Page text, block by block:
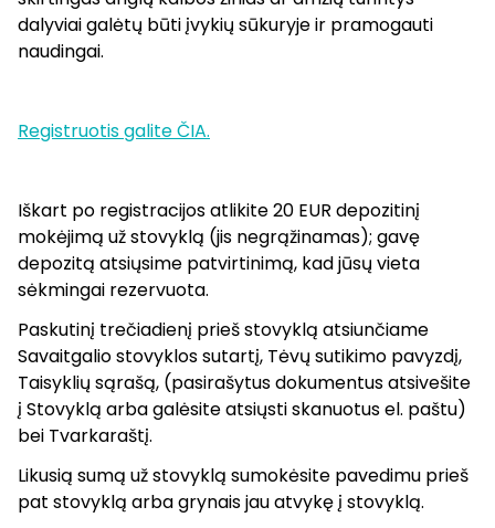
dalyviai galėtų būti įvykių sūkuryje ir pramogauti
naudingai.
Registruotis galite ČIA.
Iškart po registracijos atlikite 20 EUR depozitinį
mokėjimą už stovyklą (jis negrąžinamas); gavę
depozitą atsiųsime patvirtinimą, kad jūsų vieta
sėkmingai rezervuota.
Paskutinį trečiadienį prieš stovyklą atsiunčiame
Savaitgalio stovyklos sutartį, Tėvų sutikimo pavyzdį,
Taisyklių sąrašą, (pasirašytus dokumentus atsivešite
į Stovyklą arba galėsite atsiųsti skanuotus el. paštu)
bei Tvarkaraštį.
Likusią sumą už stovyklą sumokėsite pavedimu prieš
pat stovyklą arba grynais jau atvykę į stovyklą.